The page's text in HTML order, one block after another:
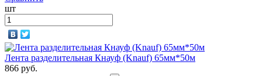
шт
Лента разделительная Кнауф (Knauf) 65мм*50м
866 руб.